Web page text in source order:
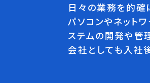
日々の業務を的確
パソコンやネット
ステムの開発や管
会社としても入社